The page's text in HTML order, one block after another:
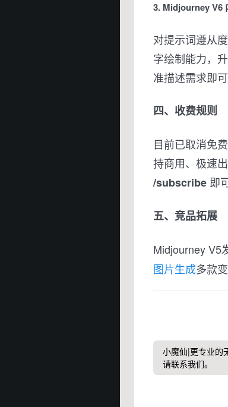
3. Midjourney V6
对提示词遵从
字绘制能力，
准描述需求即
四、收费规则
目前已取消免
持商用、极速
/subscribe 即
五、竞品拓展
Midjourney V5
图片生成多款
小魔仙|更专业的
请联系我们。